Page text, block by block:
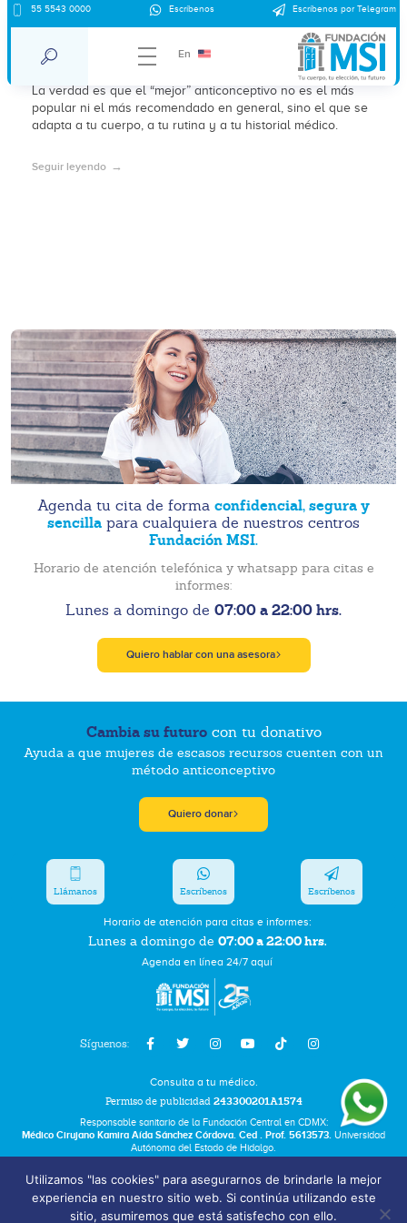
55 5543 0000 Escríbenos Escríbenos por Telegram
En
¿Cuál es el mejor anticonceptivo para
mí? Guía anticonceptivos 2026
La verdad es que el “mejor” anticonceptivo no es el más
popular ni el más recomendado en general, sino el que se
adapta a tu cuerpo, a tu rutina y a tu historial médico.
Seguir leyendo
Agenda tu cita de forma confidencial, segura y
sencilla para cualquiera de nuestros centros
Fundación MSI.
Horario de atención telefónica y whatsapp para citas e
informes:
Lunes a domingo de 07:00 a 22:00 hrs.
Quiero hablar con una asesora
Cambia su futurocon tu donativo
Ayuda a que mujeres de escasos recursos cuenten con un
método anticonceptivo
Quiero donar
Síguenos:
Horario de atención para citas e informes:
Lunes a domingo de 07:00 a 22:00 hrs.
Agenda en línea 24/7 aquí
Llámanos Escríbenos Escríbenos
Consulta a tu médico.
Permiso de publicidad 243300201A1574
Responsable sanitario de la Fundación Central en CDMX:
Médico Cirujano Kamira Aída Sánchez Córdova. Ced . Prof. 5613573. Universidad
Autónoma del Estado de Hidalgo.
Términos y Condiciones
Bolsa de Trabajo
Utilizamos "las cookies" para asegurarnos de brindarle la mejor
experiencia en nuestro sitio web. Si continúa utilizando este
sitio, asumiremos que está satisfecho con ello.